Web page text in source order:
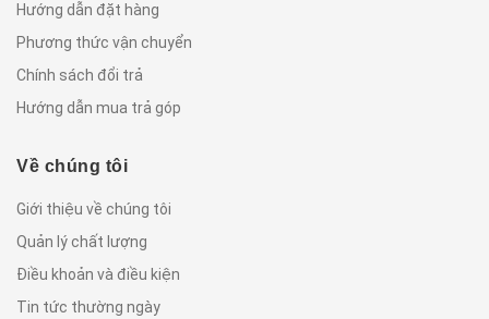
Hướng dẫn đặt hàng
Phương thức vận chuyển
Chính sách đổi trả
Hướng dẫn mua trả góp
Về chúng tôi
Giới thiệu về chúng tôi
Quản lý chất lượng
Điều khoản và điều kiện
Tin tức thường ngày